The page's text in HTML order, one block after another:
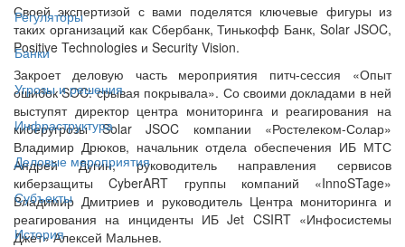
Регуляторы
Банки
Угрозы и решения
Инфраструктура
Деловые мероприятия
Субъекты
История
Своей экспертизой с вами поделятся ключевые фигуры из
таких организаций как Сбербанк, Тинькофф Банк, Solar JSOC,
Positive Technologies и Security Vision.
Закроет деловую часть мероприятия питч-сессия «Опыт
ошибок SOC: срывая покрывала». Со своими докладами в ней
выступят директор центра мониторинга и реагирования на
киберугрозы Solar JSOC компании «Ростелеком-Солар»
Владимир Дрюков, начальник отдела обеспечения ИБ МТС
Андрей Дугин, руководитель направления сервисов
киберзащиты CyberART группы компаний «InnoSTage»
Владимир Дмитриев и руководитель Центра мониторинга и
реагирования на инциденты ИБ Jet CSIRT «Инфосистемы
Джет» Алексей Мальнев.